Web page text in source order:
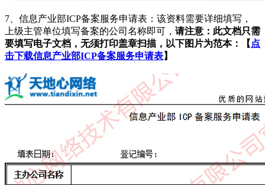
7、信息产业部ICP备案服务申请表：该资料需要详细填写，
上级主管单位填写备案的公司名称即可， 请注意：此文档只需
要填写电子文档，无须打印盖章扫描，以下图片为范本：【 点
击下载信息产业部ICP备案服务申请表】